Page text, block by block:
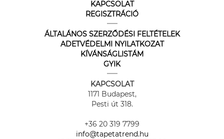
KAPCSOLAT
REGISZTRÁCIÓ
ÁLTALÁNOS SZERZŐDÉSI FELTÉTELEK
ADETVÉDELMI NYILATKOZAT
KÍVÁNSÁGLISTÁM
GYIK
KAPCSOLAT
1171 Budapest,
Pesti út 318.
+36 20 319 7799
info@tapetatrend.hu